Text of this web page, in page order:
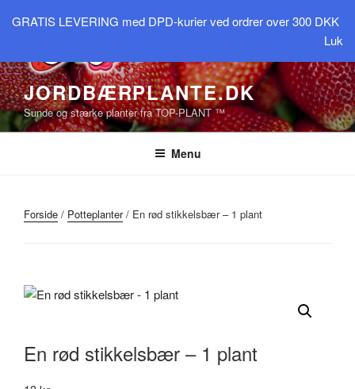
GRATIS LEVERING med DPD-kurier ved ordrer over 300 DKK
Luk
JORDBÆRPLANTE.DK
Sunde og stærke planter fra TOP-PLANT ™
Menu
Forside / Potteplanter/ En rød stikkelsbær – 1 plant
En rød stikkelsbær – 1 plant